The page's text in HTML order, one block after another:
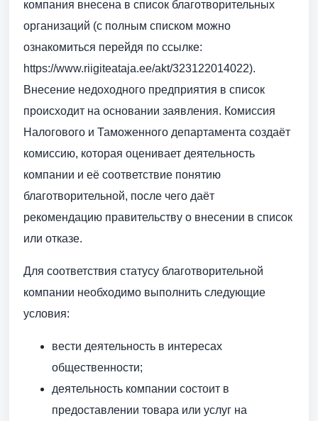
компания внесена в список благотворительных
организаций (с полным списком можно
ознакомиться перейдя по ссылке:
https://www.riigiteataja.ee/akt/323122014022).
Внесение недоходного предприятия в список
происходит на основании заявления. Комиссия
Налогового и Таможенного департамента создаёт
комиссию, которая оценивает деятельность
компании и её соответствие понятию
благотворительной, после чего даёт
рекомендацию правительству о внесении в список
или отказе.
Для соответствия статусу благотворительной
компании необходимо выполнить следующие
условия:
вести деятельность в интересах
общественности;
деятельность компании состоит в
предоставлении товара или услуг на